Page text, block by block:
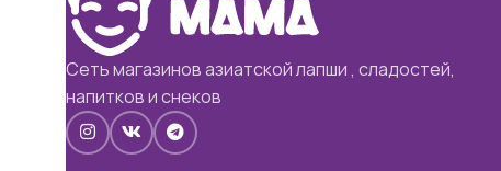
Сеть магазинов азиатской лапши , сладостей,
напитков и снеков